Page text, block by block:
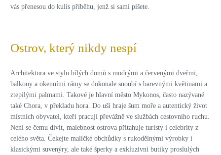
vás přenesou do kulis příběhu, jenž si sami píšete.
Ostrov, který nikdy nespí
Architektura ve stylu bílých domů s modrými a červenými dveřmi,
balkony a okenními rámy se dokonale snoubí s barevnými květinami a
ztepilými palmami. Takové je hlavní město Mykonos, často nazývané
také Chora, v překladu hora. Do uší hraje šum moře a autentický život
místních obyvatel, kteří pracují převážně ve službách cestovního ruchu.
Není se čemu divit, malebnost ostrova přitahuje turisty i celebrity z
celého světa. Čekejte maličké obchůdky s rukodělnými výrobky i
klasickými suvenýry, ale také šperky a exkluzivní butiky proslulých